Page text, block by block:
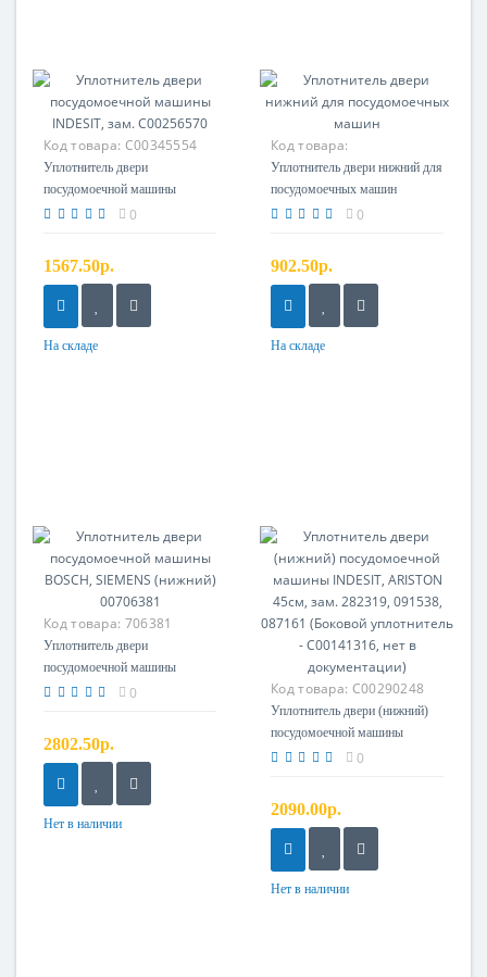
Код товара: C00345554
Уплотнитель двери
посудомоечной машины
INDESIT, зам. C00256570
0
1567.50р.
На складе
Код товара:
140055636017
Уплотнитель двери нижний для
посудомоечных машин
0
902.50р.
На складе
Код товара: 706381
Уплотнитель двери
посудомоечной машины
BOSCH, SIEMENS (нижний)
0
2802.50р.
Нет в наличии
Код товара: C00290248
Уплотнитель двери (нижний)
посудомоечной машины
INDESIT, ARISTON 45см, зам.
C00141316, нет в
документации)
0
2090.00р.
Нет в наличии